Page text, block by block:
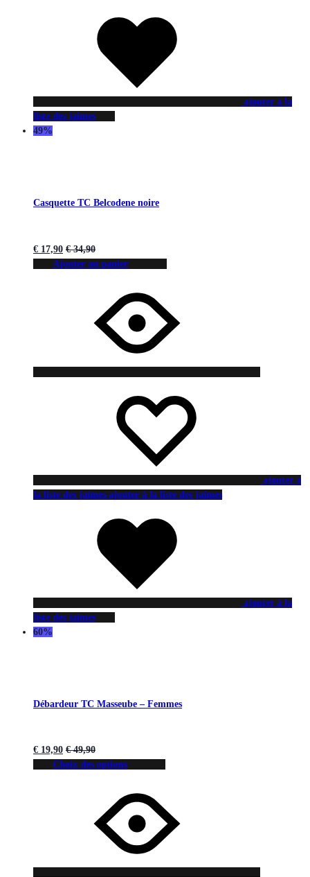
ajouter à la
liste des jaimes
49%
Casquette TC Belcodene noire
€ 17,90 €34,90
Ajouter au panier
ajouter à
la liste des jaimes ajouter à la liste des jaimes
ajouter à la
liste des jaimes
60%
Débardeur TC Masseube – Femmes
€ 19,90 €49,90
Choix des options